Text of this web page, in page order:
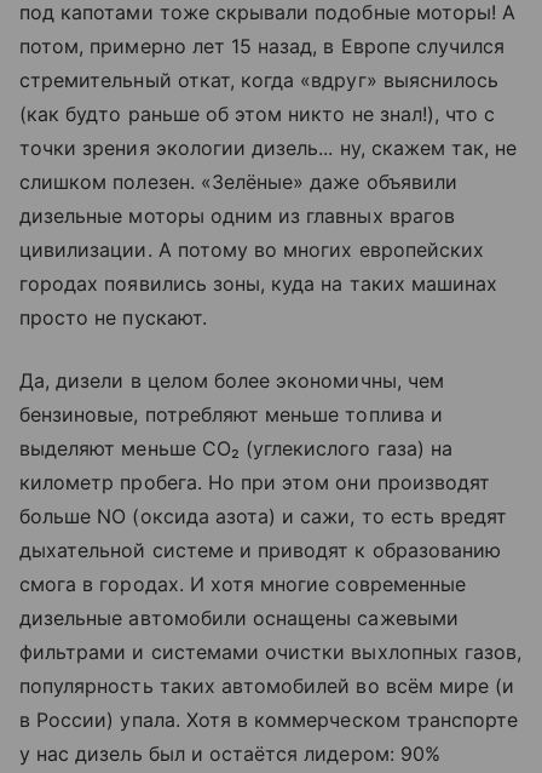
под капотами тоже скрывали подобные моторы! А
потом, примерно лет 15 назад, в Европе случился
стремительный откат, когда «вдруг» выяснилось
(как будто раньше об этом никто не знал!), что с
точки зрения экологии дизель... ну, скажем так, не
слишком полезен. «Зелёные» даже объявили
дизельные моторы одним из главных врагов
цивилизации. А потому во многих европейских
городах появились зоны, куда на таких машинах
просто не пускают.
Да, дизели в целом более экономичны, чем
бензиновые, потребляют меньше топлива и
выделяют меньше CO₂ (углекислого газа) на
километр пробега. Но при этом они производят
больше NO (оксида азота) и сажи, то есть вредят
дыхательной системе и приводят к образованию
смога в городах. И хотя многие современные
дизельные автомобили оснащены сажевыми
фильтрами и системами очистки выхлопных газов,
популярность таких автомобилей во всём мире (и
в России) упала. Хотя в коммерческом транспорте
у нас дизель был и остаётся лидером: 90%